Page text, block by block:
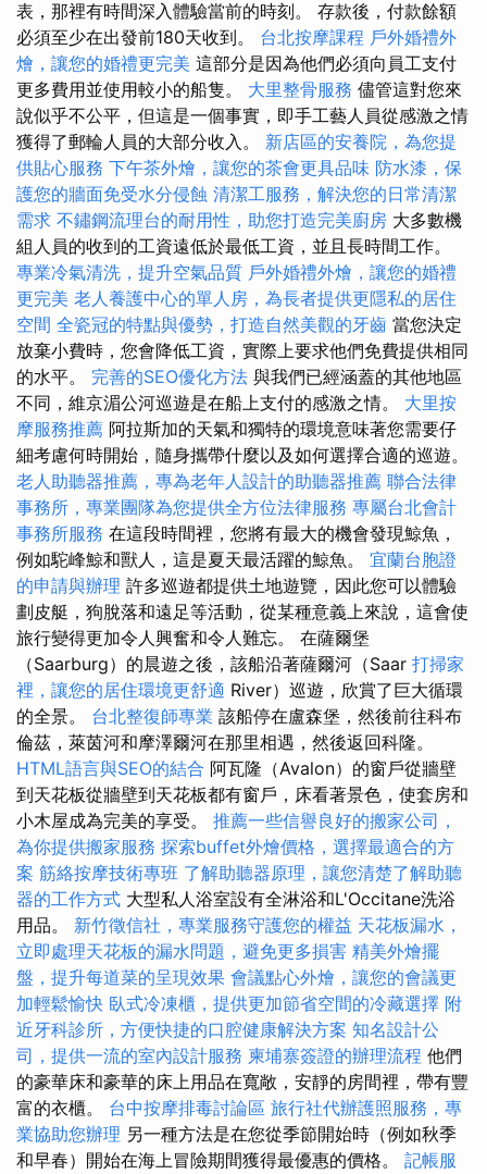
表，那裡有時間深入體驗當前的時刻。 存款後，付款餘額
必須至少在出發前180天收到。 台北按摩課程 戶外婚禮外
燴，讓您的婚禮更完美 這部分是因為他們必須向員工支付
更多費用並使用較小的船隻。 大里整骨服務 儘管這對您來
說似乎不公平，但這是一個事實，即手工藝人員從感激之情
獲得了郵輪人員的大部分收入。 新店區的安養院，為您提
供貼心服務 下午茶外燴，讓您的茶會更具品味 防水漆，保
護您的牆面免受水分侵蝕 清潔工服務，解決您的日常清潔
需求 不鏽鋼流理台的耐用性，助您打造完美廚房 大多數機
組人員的收到的工資遠低於最低工資，並且長時間工作。
專業冷氣清洗，提升空氣品質 戶外婚禮外燴，讓您的婚禮
更完美 老人養護中心的單人房，為長者提供更隱私的居住
空間 全瓷冠的特點與優勢，打造自然美觀的牙齒 當您決定
放棄小費時，您會降低工資，實際上要求他們免費提供相同
的水平。 完善的SEO優化方法 與我們已經涵蓋的其他地區
不同，維京湄公河巡遊是在船上支付的感激之情。 大里按
摩服務推薦 阿拉斯加的天氣和獨特的環境意味著您需要仔
細考慮何時開始，隨身攜帶什麼以及如何選擇合適的巡遊。
老人助聽器推薦，專為老年人設計的助聽器推薦 聯合法律
事務所，專業團隊為您提供全方位法律服務 專屬台北會計
事務所服務 在這段時間裡，您將有最大的機會發現鯨魚，
例如駝峰鯨和獸人，這是夏天最活躍的鯨魚。 宜蘭台胞證
的申請與辦理 許多巡遊都提供土地遊覽，因此您可以體驗
劃皮艇，狗脫落和遠足等活動，從某種意義上來說，這會使
旅行變得更加令人興奮和令人難忘。 在薩爾堡
（Saarburg）的晨遊之後，該船沿著薩爾河（Saar 打掃家
裡，讓您的居住環境更舒適 River）巡遊，欣賞了巨大循環
的全景。 台北整復師專業 該船停在盧森堡，然後前往科布
倫茲，萊茵河和摩澤爾河在那里相遇，然後返回科隆。
HTML語言與SEO的結合 阿瓦隆（Avalon）的窗戶從牆壁
到天花板從牆壁到天花板都有窗戶，床看著景色，使套房和
小木屋成為完美的享受。 推薦一些信譽良好的搬家公司，
為你提供搬家服務 探索buffet外燴價格，選擇最適合的方
案 筋絡按摩技術專班 了解助聽器原理，讓您清楚了解助聽
器的工作方式 大型私人浴室設有全淋浴和L'Occitane洗浴
用品。 新竹徵信社，專業服務守護您的權益 天花板漏水，
立即處理天花板的漏水問題，避免更多損害 精美外燴擺
盤，提升每道菜的呈現效果 會議點心外燴，讓您的會議更
加輕鬆愉快 臥式冷凍櫃，提供更加節省空間的冷藏選擇 附
近牙科診所，方便快捷的口腔健康解決方案 知名設計公
司，提供一流的室內設計服務 柬埔寨簽證的辦理流程 他們
的豪華床和豪華的床上用品在寬敞，安靜的房間裡，帶有豐
富的衣櫃。 台中按摩排毒討論區 旅行社代辦護照服務，專
業協助您辦理 另一種方法是在您從季節開始時（例如秋季
和早春）開始在海上冒險期間獲得最優惠的價格。 記帳服